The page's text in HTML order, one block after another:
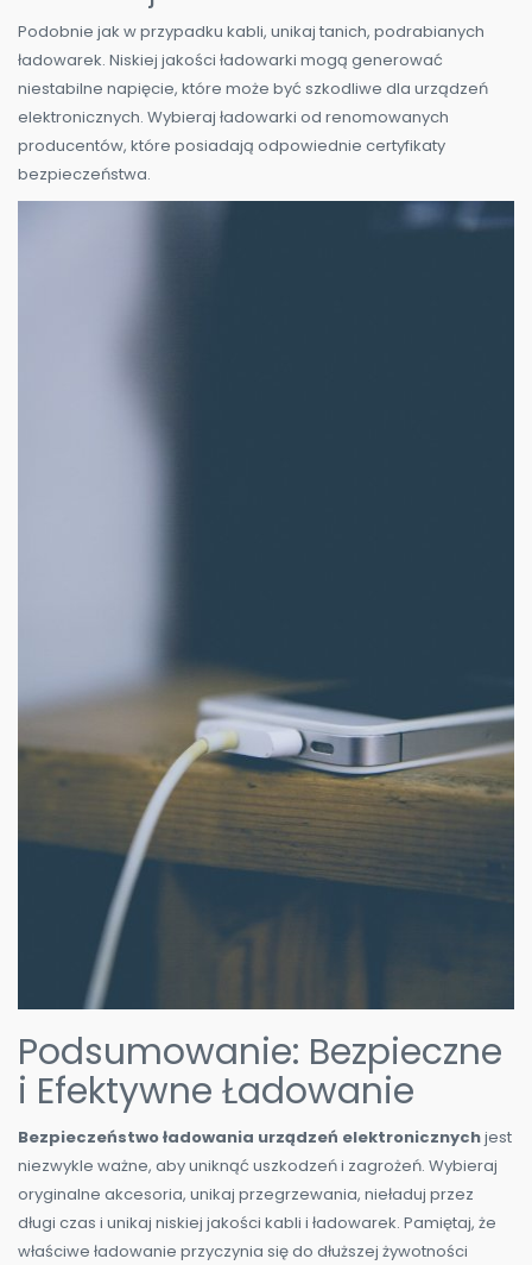
Podobnie jak w przypadku kabli, unikaj tanich, podrabianych
ładowarek. Niskiej jakości ładowarki mogą generować
niestabilne napięcie, które może być szkodliwe dla urządzeń
elektronicznych. Wybieraj ładowarki od renomowanych
producentów, które posiadają odpowiednie certyfikaty
bezpieczeństwa.
Podsumowanie: Bezpieczne
i Efektywne Ładowanie
Bezpieczeństwo ładowania urządzeń elektronicznychjest
niezwykle ważne, aby uniknąć uszkodzeń i zagrożeń. Wybieraj
oryginalne akcesoria, unikaj przegrzewania, nieładuj przez
długi czas i unikaj niskiej jakości kabli i ładowarek. Pamiętaj, że
właściwe ładowanie przyczynia się do dłuższej żywotności